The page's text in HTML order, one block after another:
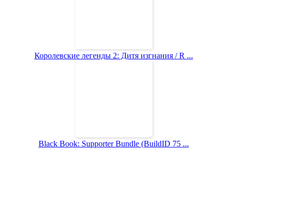
Королевские легенды 2: Дитя изгнания / R ...
Black Book: Supporter Bundle (BuildID 75 ...